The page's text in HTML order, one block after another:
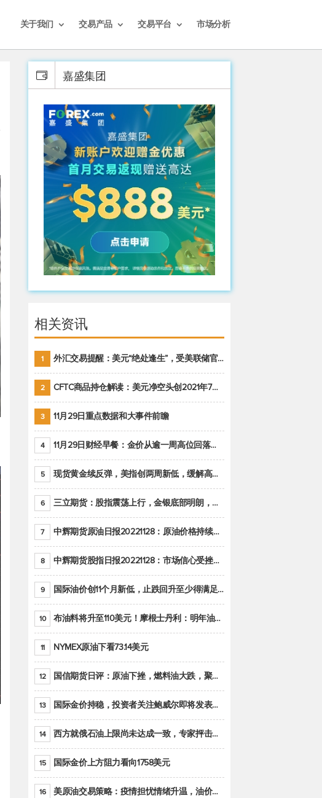
关于我们 交易产品 交易平台 市场分析
嘉盛集团
相关资讯
1 外汇交易提醒：美元“绝处逢生”，受美联储官员鹰派讲话支撑
2 CFTC商品持仓解读：美元净空头创2021年7月以来最大，黄金期货投机性净多头头寸减少
3 11月29日重点数据和大事件前瞻
4 11月29日财经早餐：金价从逾一周高位回落，美联储官员重申鹰派立场推动美元回升
5 现货黄金续反弹，美指创两周新低，缓解高通胀美国须治本
6 三立期货：股指震荡上行，金银底部明朗，原油偏弱走势(20221128收评)
7 中辉期货原油日报20221128：原油价格持续下降，市场关注OPEC+新一轮产能政策
8 中辉期货股指日报20221128：市场信心受挫，股指全线回调
9 国际油价创11个月新低，止跌回升至少得满足二大条件之一
10 布油料将升至110美元！摩根士丹利：明年油市面临七大不确定性
11 NYMEX原油下看73.14美元
12 国信期货日评：原油下挫，燃料油大跌，聚烯烃谨慎回调
13 国际金价持稳，投资者关注鲍威尔即将发表的讲话
14 西方就俄石油上限尚未达成一致，专家抨击限价是无用功
15 国际金价上方阻力看向1758美元
16 美原油交易策略：疫情担忧情绪升温，油价跌创年内新低